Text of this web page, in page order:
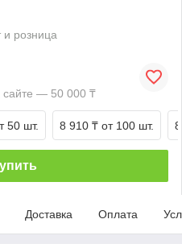
и розница
сайте — 50 000 ₸
50 шт. 8 910 ₸ от 100 шт.
Доставка Оплата